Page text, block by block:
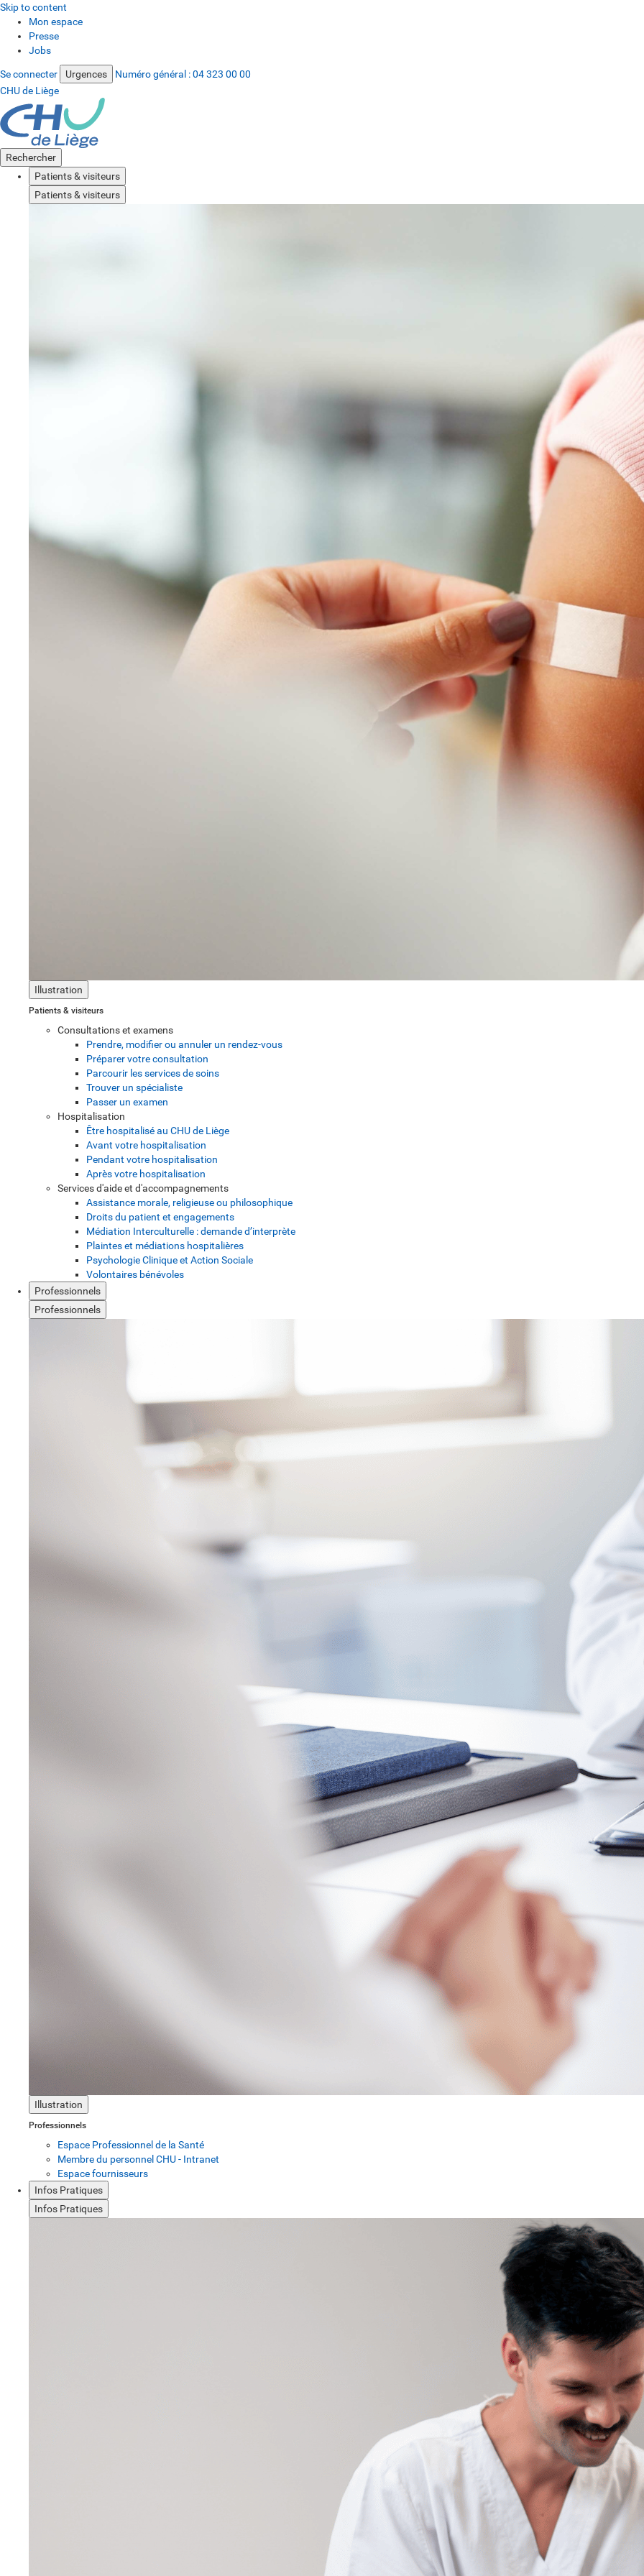
Skip to content
Mon espace
Presse
Jobs
Se connecter Urgences Numéro général :04 323 00 00
CHU de Liège
Rechercher
Patients & visiteurs
Patients & visiteurs
Illustration
Patients & visiteurs
Consultations et examens
Prendre, modifier ou annuler un rendez-vous
Préparer votre consultation
Parcourir les services de soins
Trouver un spécialiste
Passer un examen
Hospitalisation
Être hospitalisé au CHU de Liège
Avant votre hospitalisation
Pendant votre hospitalisation
Après votre hospitalisation
Services d'aide et d'accompagnements
Assistance morale, religieuse ou philosophique
Droits du patient et engagements
Médiation Interculturelle : demande d’interprète
Plaintes et médiations hospitalières
Psychologie Clinique et Action Sociale
Volontaires bénévoles
Professionnels
Professionnels
Illustration
Professionnels
Espace Professionnel de la Santé
Membre du personnel CHU - Intranet
Espace fournisseurs
Infos Pratiques
Infos Pratiques